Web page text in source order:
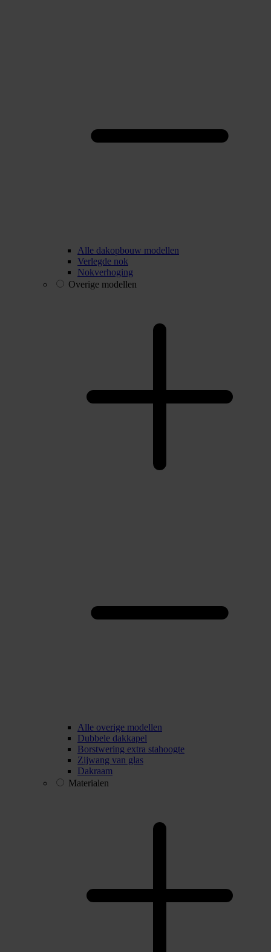
Alle dakopbouw modellen
Verlegde nok
Nokverhoging
Overige modellen
Alle overige modellen
Dubbele dakkapel
Borstwering extra stahoogte
Zijwang van glas
Dakraam
Materialen